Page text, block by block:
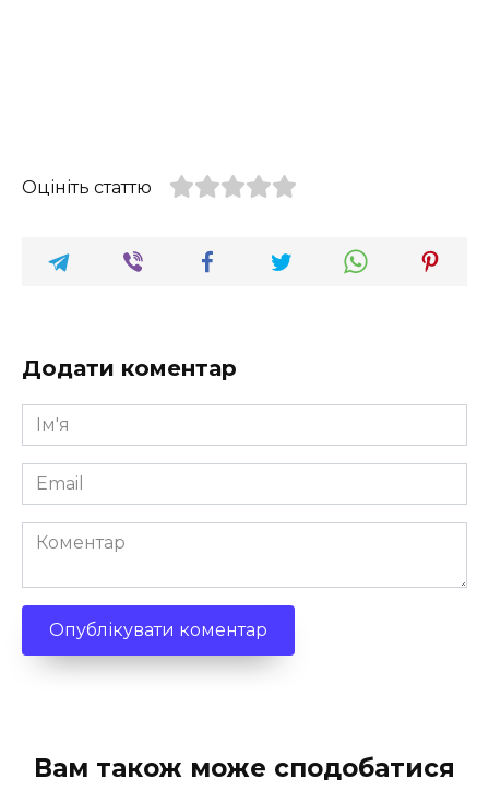
Оцініть статтю
Додати коментар
Ім'я
*
Email
*
Коментар
Вам також може сподобатися